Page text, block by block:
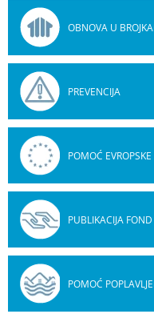
OBNOVA U
PREVENCIJA
POMOĆ EVROPSKE
PUBLIKACIJA
POMOĆ